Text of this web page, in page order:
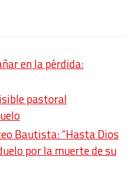
en la pérdida:
pastoral
Bautista: “Hasta Dios
por la muerte de su